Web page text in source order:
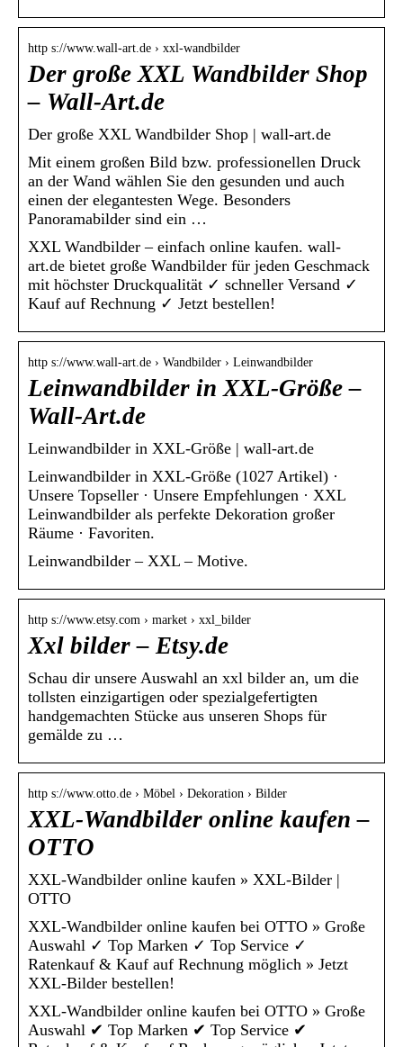
http s://www.wall-art.de › xxl-wandbilder
Der große XXL Wandbilder Shop
– Wall-Art.de
Der große XXL Wandbilder Shop | wall-art.de
Mit einem großen Bild bzw. professionellen Druck
an der Wand wählen Sie den gesunden und auch
einen der elegantesten Wege. Besonders
Panoramabilder sind ein …
XXL Wandbilder – einfach online kaufen. wall-
art.de bietet große Wandbilder für jeden Geschmack
mit höchster Druckqualität ✓ schneller Versand ✓
Kauf auf Rechnung ✓ Jetzt bestellen!
http s://www.wall-art.de › Wandbilder › Leinwandbilder
Leinwandbilder in XXL-Größe –
Wall-Art.de
Leinwandbilder in XXL-Größe | wall-art.de
Leinwandbilder in XXL-Größe (1027 Artikel) ·
Unsere Topseller · Unsere Empfehlungen · XXL
Leinwandbilder als perfekte Dekoration großer
Räume · Favoriten.
Leinwandbilder – XXL – Motive.
http s://www.etsy.com › market › xxl_bilder
Xxl bilder – Etsy.de
Schau dir unsere Auswahl an xxl bilder an, um die
tollsten einzigartigen oder spezialgefertigten
handgemachten Stücke aus unseren Shops für
gemälde zu …
http s://www.otto.de › Möbel › Dekoration › Bilder
XXL-Wandbilder online kaufen –
OTTO
XXL-Wandbilder online kaufen » XXL-Bilder |
OTTO
XXL-Wandbilder online kaufen bei OTTO » Große
Auswahl ✓ Top Marken ✓ Top Service ✓
Ratenkauf & Kauf auf Rechnung möglich » Jetzt
XXL-Bilder bestellen!
XXL-Wandbilder online kaufen bei OTTO » Große
Auswahl ✔ Top Marken ✔ Top Service ✔